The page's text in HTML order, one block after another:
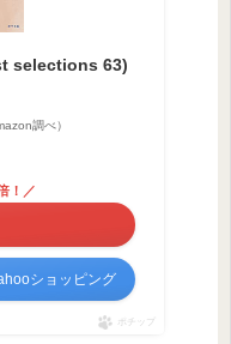
selections 63)
調べ）
！／
ショッピング
ポチップ